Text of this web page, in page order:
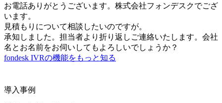
お電話ありがとうございます。株式会社フォンデスクでござ
います。
見積もりについて相談したいのですが。
承知しました。担当者より折り返しご連絡いたします。会社
名とお名前をお伺いしてもよろしいでしょうか？
fondesk IVRの機能をもっと知る
導入事例